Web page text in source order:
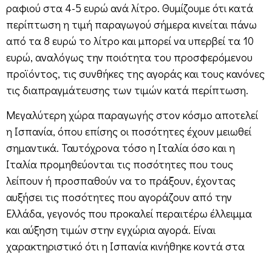
ραφιού στα 4-5 ευρώ ανά λίτρο. Θυμίζουμε ότι κατά
περίπτωση η τιμή παραγωγού σήμερα κινείται πάνω
από τα 8 ευρώ το λίτρο και μπορεί να υπερβεί τα 10
ευρώ, αναλόγως την ποιότητα του προσφερόμενου
προϊόντος, τις συνθήκες της αγοράς και τους κανόνες
τις διαπραγμάτευσης των τιμών κατά περίπτωση.
Μεγαλύτερη χώρα παραγωγής στον κόσμο αποτελεί
η Ισπανία, όπου επίσης οι ποσότητες έχουν μειωθεί
σημαντικά. Ταυτόχρονα τόσο η Ιταλία όσο και η
Ιταλία προμηθεύονται τις ποσότητες που τους
λείπουν ή προσπαθούν να το πράξουν, έχοντας
αυξήσει τις ποσότητες που αγοράζουν από την
Ελλάδα, γεγονός που προκαλεί περαιτέρω έλλειμμα
και αύξηση τιμών στην εγχώρια αγορά. Είναι
χαρακτηριστικό ότι η Ισπανία κινήθηκε κοντά στα